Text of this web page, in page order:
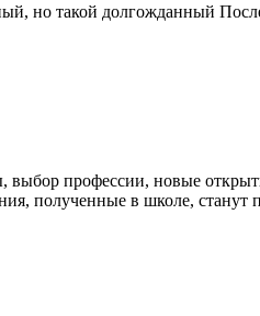
но такой долгожданный
профессии, новые
полученные в школе, станут